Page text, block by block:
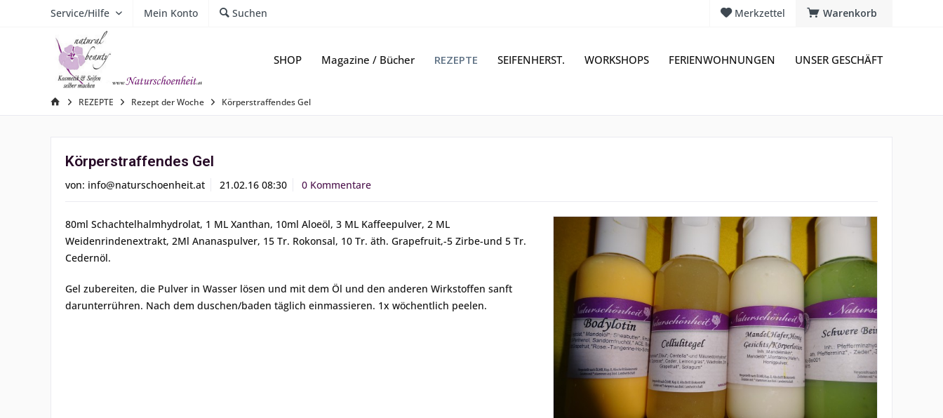
Warenkorb
Merkzettel
Service/Hilfe Mein Konto Suchen
SHOP Magazine / Bücher REZEPTE SEIFENHERST. WORKSHOPS FERIENWOHNUNGEN UNSER GESCHÄFT
REZEPTE Rezept der Woche Körperstraffendes Gel
Körperstraffendes Gel
von: info@naturschoenheit.at 21.02.16 08:30 0 Kommentare
80ml Schachtelhalmhydrolat, 1 ML Xanthan, 10ml Aloeöl, 3 ML Kaffeepulver, 2 ML
Weidenrindenextrakt, 2Ml Ananaspulver, 15 Tr. Rokonsal, 10 Tr. äth. Grapefruit,-5 Zirbe-und 5 Tr.
Cedernöl.
Gel zubereiten, die Pulver in Wasser lösen und mit dem Öl und den anderen Wirkstoffen sanft
darunterrühren. Nach dem duschen/baden täglich einmassieren. 1x wöchentlich peelen.